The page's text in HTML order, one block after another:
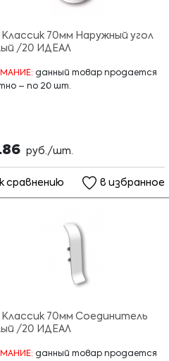
Классик 70мм Наружный угол
/20 ИДЕАЛ
данный товар продается
– по 20 шт.
руб./шт.
к сравнению в избранное
Классик 70мм Соединитель
/20 ИДЕАЛ
данный товар продается